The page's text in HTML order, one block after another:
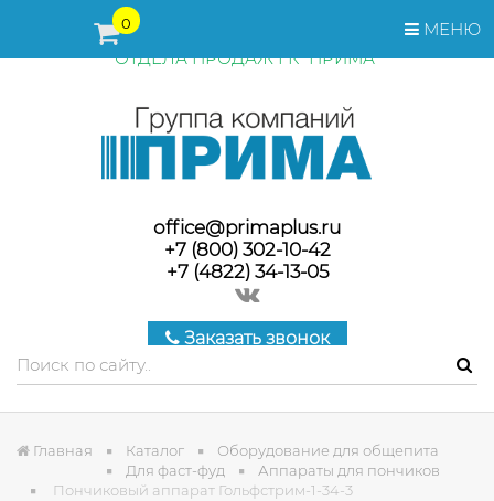
МЕНЮ
0
ПЕРЕД ОФОРМЛЕНИЕМ ЗАКАЗА, СТОИМОСТЬ И СРОКИ
ПОСТАВКИ ТОВАРА УТОЧНЯЙТЕ У МЕНЕДЖЕРОВ
ОТДЕЛА ПРОДАЖ ГК "ПРИМА"
office@primaplus.ru
+7 (800) 302-10-42
+7 (4822) 34-13-05
Заказать звонок
Главная Каталог
Оборудование для общепита
Для фаст-фуд
Аппараты для пончиков
Пончиковый аппарат Гольфстрим-1-34-3